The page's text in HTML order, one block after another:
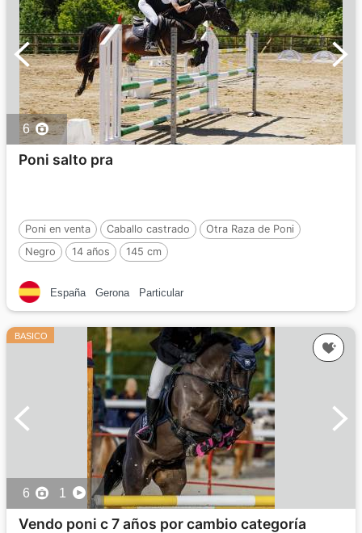
6
Poni salto pra
Poni en venta Caballo castrado
Otra Raza de Poni
Negro
14 años 145 cm
España Gerona Particular
BASICO
6 1
Vendo poni c 7 años por cambio categoría